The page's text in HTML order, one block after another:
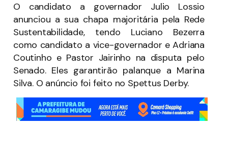
O candidato a governador Julio Lossio
anunciou a sua chapa majoritária pela Rede
Sustentabilidade, tendo Luciano Bezerra
como candidato a vice-governador e Adriana
Coutinho e Pastor Jairinho na disputa pelo
Senado. Eles garantirão palanque a Marina
Silva. O anúncio foi feito no Spettus Derby.